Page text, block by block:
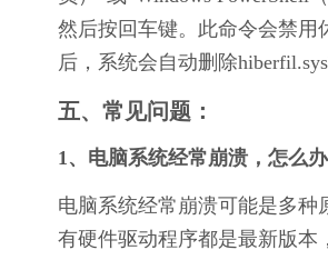
然后按回车键。此命令会禁用
后，系统会自动删除
五、常见问题：
1、电脑系统经常崩溃，怎么办
电脑系统经常崩溃可能是多
有硬件驱动程序都是最新版本